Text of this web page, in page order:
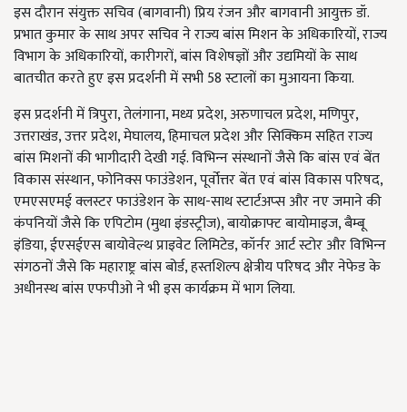
इस दौरान संयुक्त सचिव (बागवानी) प्रिय रंजन और बागवानी आयुक्त डॉ.
प्रभात कुमार के साथ अपर सचिव ने राज्य बांस मिशन के अधिकारियों, राज्य
विभाग के अधिकारियों, कारीगरों, बांस विशेषज्ञों और उद्यमियों के साथ
बातचीत करते हुए इस प्रदर्शनी में सभी 58 स्टालों का मुआयना किया.
इस प्रदर्शनी में त्रिपुरा, तेलंगाना, मध्य प्रदेश, अरुणाचल प्रदेश, मणिपुर,
उत्तराखंड, उत्तर प्रदेश, मेघालय, हिमाचल प्रदेश और सिक्किम सहित राज्य
बांस मिशनों की भागीदारी देखी गई. वि‍भिन्‍न संस्‍थानों जैसे कि बांस एवं बेंत
विकास संस्थान, फोनिक्स फाउंडेशन, पूर्वोत्तर बेंत एवं बांस विकास परिषद,
एमएसएमई क्लस्टर फाउंडेशन के साथ-साथ स्टार्टअप्‍स और नए जमाने की
कंपनियों जैसे कि एपिटोम (मुथा इंडस्ट्रीज), बायोक्राफ्ट बायोमाइज, बैम्बू
इंडिया, ईएसईएस बायोवेल्थ प्राइवेट लिमिटेड, कॉर्नर आर्ट स्टोर और विभिन्‍न
संगठनों जैसे कि महाराष्ट्र बांस बोर्ड, हस्तशिल्प क्षेत्रीय परिषद और नेफेड के
अधीनस्‍थ बांस एफपीओ ने भी इस कार्यक्रम में भाग लिया.